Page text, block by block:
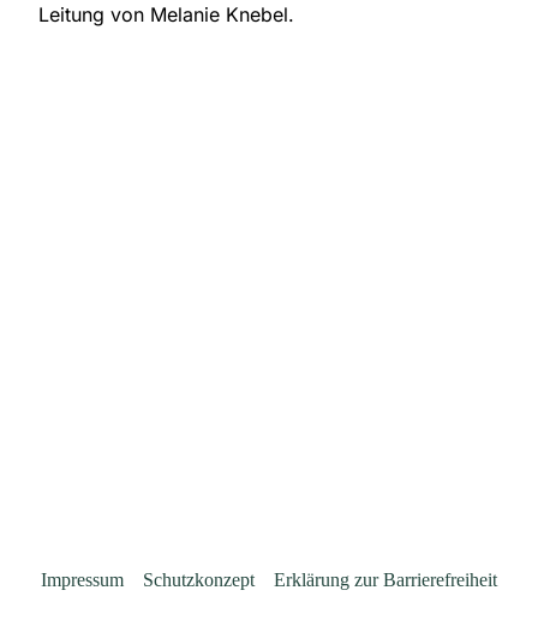
Leitung von Melanie Knebel.
Impressum Schutzkonzept Erklärung zur Barrierefreiheit